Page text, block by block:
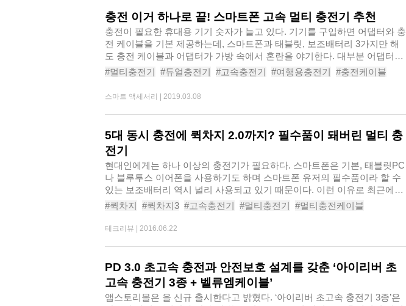
충전 이거 하나로 끝! 스마트폰 고속 멀티 충전기 추천
충전이 필요한 휴대용 기기 숫자가 늘고 있다. 기기를 구입하면 어댑터와 충
전 케이블을 기본 제공하는데, 스마트폰과 태블릿, 보조배터리 3가지만 해
도 충전 케이블과 어댑터가 가방 속에서 혼란을 야기한다. 대부분 어댑터
는..
#멀티충전기 #듀얼충전기 #고속충전기 #여행용충전기 #충전케이블
#스마트폰충전기
스마트 액세서리 | 2019.03.08
5대 동시 충전에 퀵차지 2.0까지? 필수품이 돼버린 멀티 충
전기
현대인에게는 하나 이상의 충전기가 필요하다. 스마트폰은 기본, 태블릿PC
나 블루투스 이어폰을 사용하기도 하며 스마트폰 유저의 필수품이라 할 수
있는 보조배터리 역시 널리 사용되고 있기 때문이다. 이런 이유로 최근에는
..
#퀵차지 #퀵차지3 #고속충전기 #멀티충전기 #멀티충전케이블
테크리뷰 | 2016.06.22
PD 3.0 초고속 충전과 안전보호 설계를 갖춘 ‘아이리버 초
고속 충전기 3종 + 벨류엠케이블’
앱스토리몰은 을 신규 출시한다고 밝혔다. ‘아이리버 초고속 충전기 3종’은